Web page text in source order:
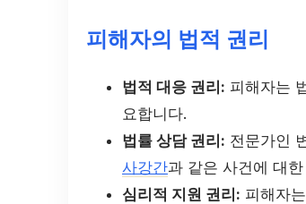
피해자의 법적 권리
법적 대응 권리: 피해자는
요합니다.
법률 상담 권리: 전문가인
사강간과 같은 사건에 대
심리적 지원 권리: 피해자